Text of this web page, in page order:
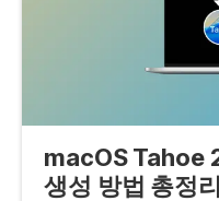
macOS Tahoe
생성 방법 총정리